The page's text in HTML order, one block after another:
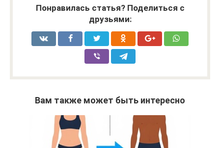
Понравилась статья? Поделиться с
друзьями:
Вам также может быть интересно